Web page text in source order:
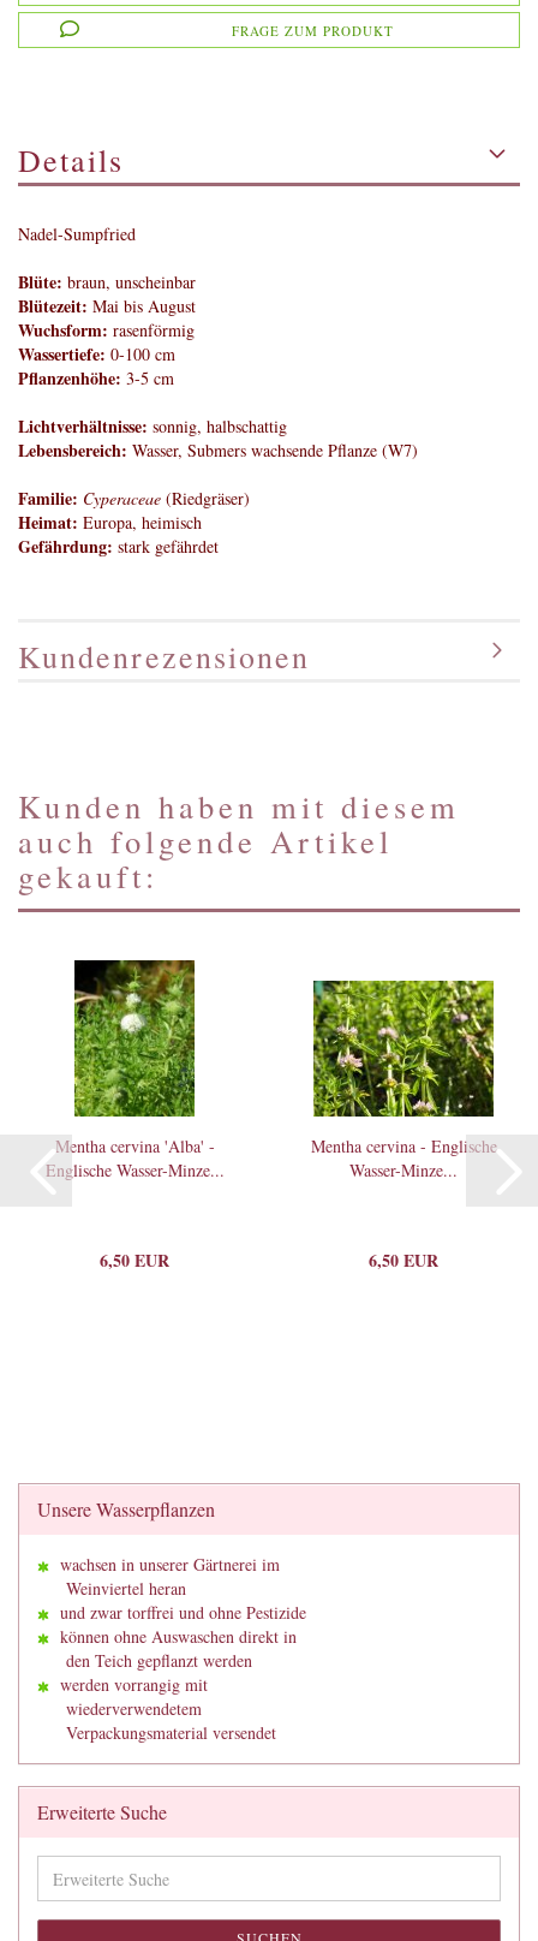
FRAGE ZUM PRODUKT
Details
Nadel-Sumpfried
Blüte: braun, unscheinbar
Blütezeit: Mai bis August
Wuchsform: rasenförmig
Wassertiefe: 0-100 cm
Pflanzenhöhe: 3-5 cm
Lichtverhältnisse: sonnig, halbschattig
Lebensbereich: Wasser, Submers wachsende Pflanze (W7)
Familie: Cyperaceae (Riedgräser)
Heimat: Europa, heimisch
Gefährdung: stark gefährdet
Kundenrezensionen
Kunden haben mit diesem
auch folgende Artikel
gekauft:
Mentha cervina 'Alba' -
Englische Wasser-Minze...
6,50 EUR
Mentha cervina - Englische
Wasser-Minze...
6,50 EUR
Unsere Wasserpflanzen
wachsen in unserer Gärtnerei im
Weinviertel heran
und zwar torffrei und ohne Pestizide
können ohne Auswaschen direkt in
den Teich gepflanzt werden
werden vorrangig mit
wiederverwendetem
Verpackungsmaterial versendet
Erweiterte Suche
Suche